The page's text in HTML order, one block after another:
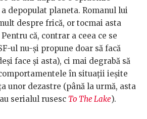
a depopulat planeta. Romanul lui
despre frică, or tocmai asta
că, contrar a ceea ce se
ul nu-și propune doar să facă
face și asta), ci mai degrabă să
în situații ieșite
unor dezastre (până la urmă, asta
serialul rusesc To The Lake).